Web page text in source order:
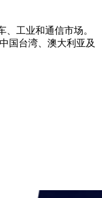
工业和通信市场。
国台湾、澳大利亚及